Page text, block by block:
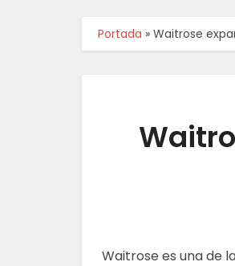
Portada » Waitrose
Waitrose es una de